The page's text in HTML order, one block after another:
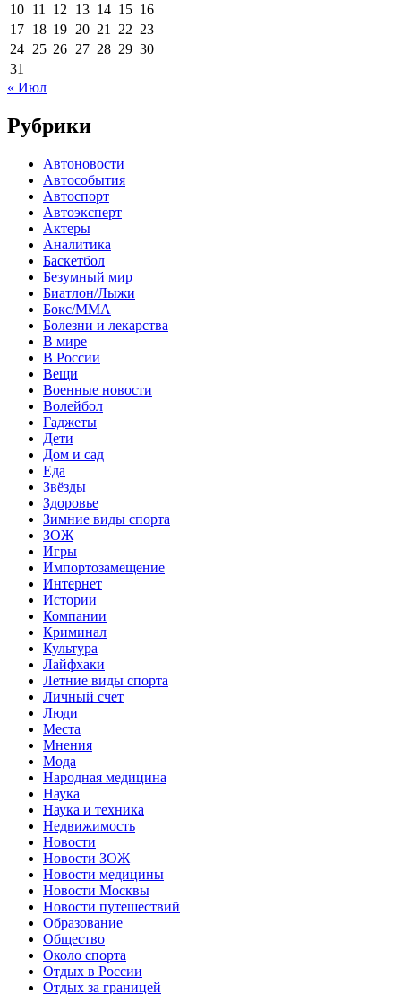
10 11 12 13 14 15 16
17 18 19 20 21 22 23
24 25 26 27 28 29 30
31
« Июл
Рубрики
Автоновости
Автособытия
Автоспорт
Автоэксперт
Актеры
Аналитика
Баскетбол
Безумный мир
Биатлон/Лыжи
Бокс/MMA
Болезни и лекарства
В мире
В России
Вещи
Военные новости
Волейбол
Гаджеты
Дети
Дом и сад
Еда
Звёзды
Здоровье
Зимние виды спорта
ЗОЖ
Игры
Импортозамещение
Интернет
Истории
Компании
Криминал
Культура
Лайфхаки
Летние виды спорта
Личный счет
Люди
Места
Мнения
Мода
Народная медицина
Наука
Наука и техника
Недвижимость
Новости
Новости ЗОЖ
Новости медицины
Новости Москвы
Новости путешествий
Образование
Общество
Около спорта
Отдых в России
Отдых за границей